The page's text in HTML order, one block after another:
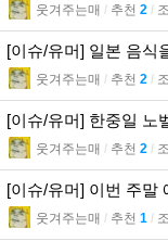
웃겨주는매 l 추천 2 l
[이슈/유머] 일본 음식
웃겨주는매 l 추천 2 l
[이슈/유머] 한중일 노
웃겨주는매 l 추천 2 l
[이슈/유머] 이번 주말
웃겨주는매 l 추천 1 l